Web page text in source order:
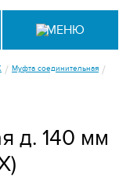
МЕНЮ
/ Муфта соединительная /
д. 140 мм